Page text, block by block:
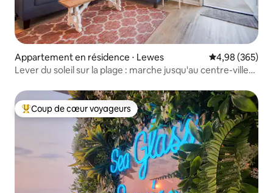
Appartement en résidence ⋅ Lewes Évaluation
4,98 (365)
Lever du soleil sur la plage : marche jusqu'au centre-ville
Coups de cœur voyageurs les plus appréciés
Coup de cœur voyageurs